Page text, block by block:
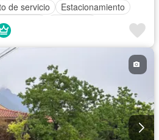
de servicio
Estacionamiento
closet
panorámica